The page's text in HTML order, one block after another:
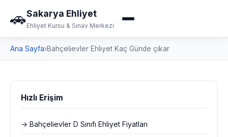
🚗Sakarya Ehliyet
Ehliyet Kursu & Sınav Merkezi
Ana Sayfa›Bahçelievler Ehliyet Kaç Günde çıkar
Hızlı Erişim
→ Bahçelievler D Sınıfı Ehliyet Fiyatları